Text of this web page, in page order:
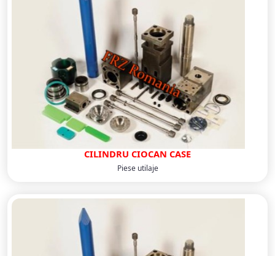
CILINDRU CIOCAN CASE
Piese utilaje